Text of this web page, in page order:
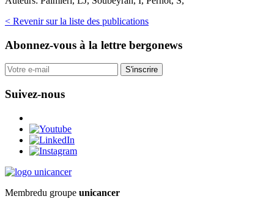
< Revenir sur la liste des publications
Abonnez-vous à la lettre bergonews
S'inscrire
Suivez-nous
Membredu groupe unicancer